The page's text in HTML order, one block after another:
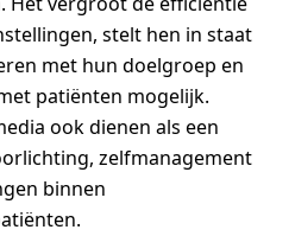
stelt hen in staat
met hun doelgroep en
patiënten mogelijk.
ook dienen als een
zelfmanagement
binnen